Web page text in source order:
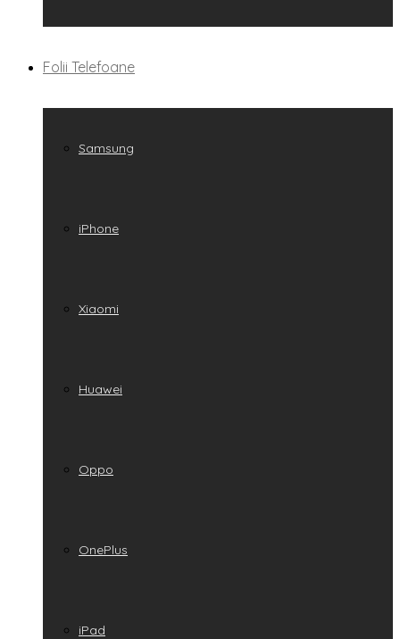
Folii Telefoane
Samsung
iPhone
Xiaomi
Huawei
Oppo
OnePlus
iPad